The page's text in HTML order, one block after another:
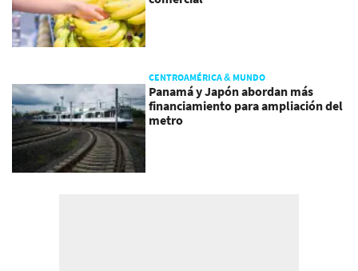
CENTROAMÉRICA & MUNDO
Panamá y Japón abordan más
financiamiento para ampliación del
metro